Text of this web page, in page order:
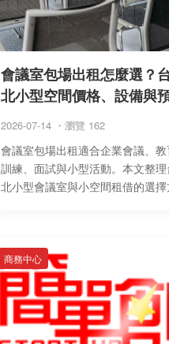
會議室包場出租怎麼選？
北小型空間價格、設備與
2026-07-14 ・瀏覽 162
會議室包場出租適合企業會議、
訓練、面試與小型活動。本文整理
北小型會議室與小空間租借的選
商務中心